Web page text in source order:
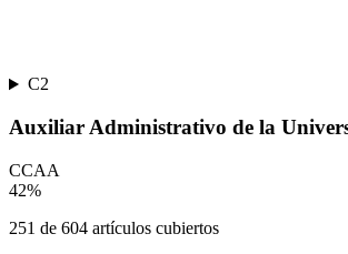
C2
Auxiliar Administrativo de la
CCAA
42%
251 de 604 artículos cubiertos